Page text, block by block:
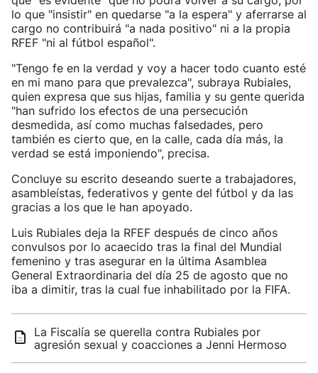
lo que "insistir" en quedarse "a la espera" y aferrarse al
cargo no contribuirá "a nada positivo" ni a la propia
RFEF "ni al fútbol español".
"Tengo fe en la verdad y voy a hacer todo cuanto esté
en mi mano para que prevalezca", subraya Rubiales,
quien expresa que sus hijas, familia y su gente querida
"han sufrido los efectos de una persecución
desmedida, así como muchas falsedades, pero
también es cierto que, en la calle, cada día más, la
verdad se está imponiendo", precisa.
Concluye su escrito deseando suerte a trabajadores,
asambleístas, federativos y gente del fútbol y da las
gracias a los que le han apoyado.
Luis Rubiales deja la RFEF después de cinco años
convulsos por lo acaecido tras la final del Mundial
femenino y tras asegurar en la última Asamblea
General Extraordinaria del día 25 de agosto que no
iba a dimitir, tras la cual fue inhabilitado por la FIFA.
La Fiscalía se querella contra Rubiales por
agresión sexual y coacciones a Jenni Hermoso